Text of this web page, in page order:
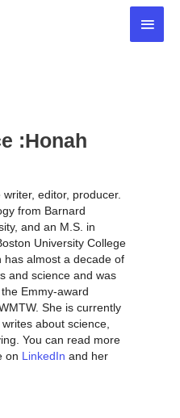
:Honah
editor, producer.
from Barnard
and an M.S. in
University College
has almost a decade of
and science and was
Emmy-award
She is currently
about science,
You can read more
on LinkedIn and her